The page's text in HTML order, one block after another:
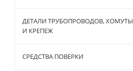
ДЕТАЛИ ТРУБОПРОВОДОВ, ХОМУТЫ
И КРЕПЕЖ
СРЕДСТВА ПОВЕРКИ